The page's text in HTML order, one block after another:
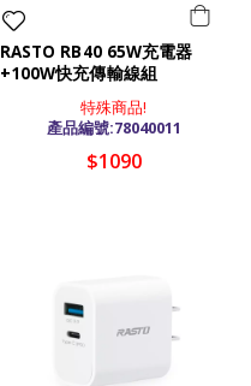
RASTO RB40 65W充電器
+100W快充傳輸線組
特殊商品!
產品編號:78040011
$1090